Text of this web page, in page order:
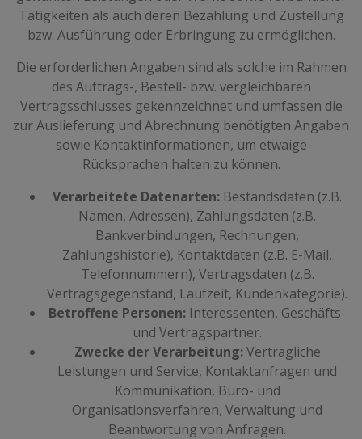
Tätigkeiten als auch deren Bezahlung und Zustellung
bzw. Ausführung oder Erbringung zu ermöglichen.
Die erforderlichen Angaben sind als solche im Rahmen
des Auftrags-, Bestell- bzw. vergleichbaren
Vertragsschlusses gekennzeichnet und umfassen die
zur Auslieferung und Abrechnung benötigten Angaben
sowie Kontaktinformationen, um etwaige
Rücksprachen halten zu können.
Verarbeitete Datenarten: Bestandsdaten (z.B.
Namen, Adressen), Zahlungsdaten (z.B.
Bankverbindungen, Rechnungen,
Zahlungshistorie), Kontaktdaten (z.B. E-Mail,
Telefonnummern), Vertragsdaten (z.B.
Vertragsgegenstand, Laufzeit, Kundenkategorie).
Betroffene Personen: Interessenten, Geschäfts-
und Vertragspartner.
Zwecke der Verarbeitung:Vertragliche
Leistungen und Service, Kontaktanfragen und
Kommunikation, Büro- und
Organisationsverfahren, Verwaltung und
Beantwortung von Anfragen.